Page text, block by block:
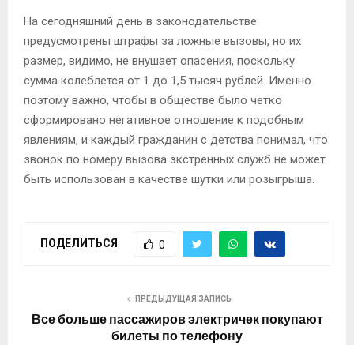
На сегодняшний день в законодательстве
предусмотрены штрафы за ложные вызовы, но их
размер, видимо, не внушает опасения, поскольку
сумма колеблется от 1 до 1,5 тысяч рублей. Именно
поэтому важно, чтобы в обществе было четко
сформировано негативное отношение к подобным
явлениям, и каждый гражданин с детства понимал, что
звонок по номеру вызова экстренных служб не может
быть использован в качестве шутки или розыгрыша.
ПОДЕЛИТЬСЯ 0
ПРЕДЫДУЩАЯ ЗАПИСЬ
Все больше пассажиров электричек покупают
билеты по телефону